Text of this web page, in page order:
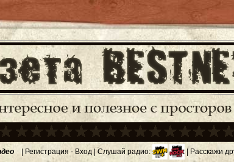
| Регистрация - Вход | Слушай радио: | Расскажи